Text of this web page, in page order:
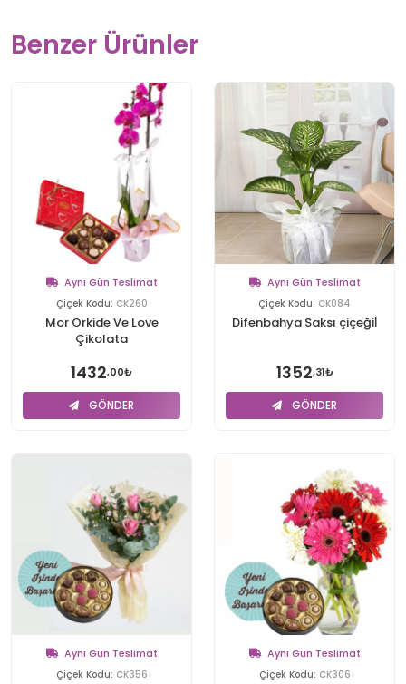
Benzer Ürünler
Aynı Gün Teslimat
Çiçek Kodu: CK260
Mor Orkide Ve Love
Çikolata
1432,00₺
GÖNDER
Aynı Gün Teslimat
Çiçek Kodu: CK084
Difenbahya Saksı çiçeğiİ
1352,31₺
GÖNDER
Aynı Gün Teslimat
Çiçek Kodu: CK356
Aynı Gün Teslimat
Çiçek Kodu: CK306